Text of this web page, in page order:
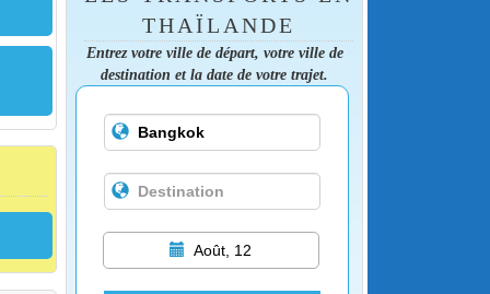
THAÏLANDE
Entrez votre ville de départ, votre ville de
destination et la date de votre trajet.
Août, 12